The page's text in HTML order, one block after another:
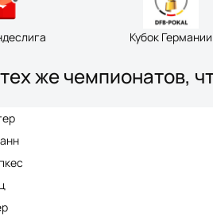
Кубок Германии
же чемпионатов,